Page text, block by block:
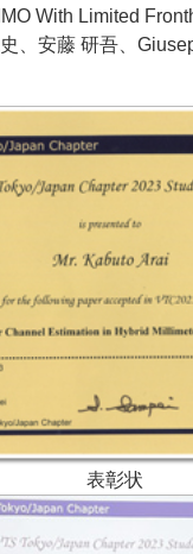
With Limited
史、安藤 研吾、
表彰状